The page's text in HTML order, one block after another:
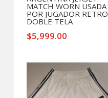
MATCH WORN USADA
POR JUGADOR RETRO
DOBLE TELA
$5,999.00